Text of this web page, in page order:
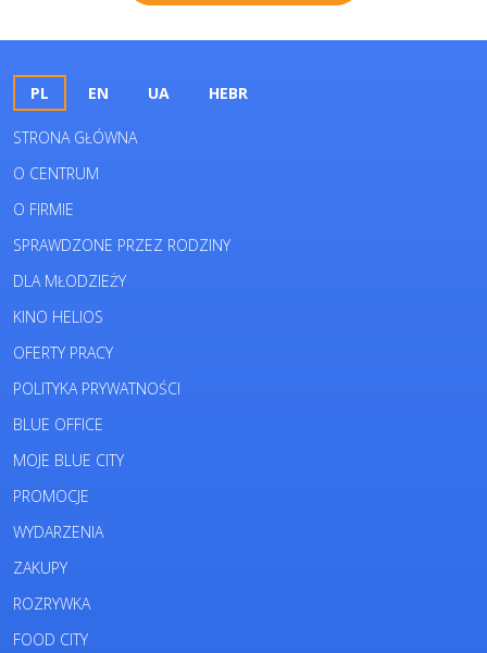
PL EN UA HEBR
STRONA GŁÓWNA
O CENTRUM
O FIRMIE
SPRAWDZONE PRZEZ RODZINY
DLA MŁODZIEŻY
KINO HELIOS
OFERTY PRACY
POLITYKA PRYWATNOŚCI
BLUE OFFICE
MOJE BLUE CITY
PROMOCJE
WYDARZENIA
ZAKUPY
ROZRYWKA
FOOD CITY